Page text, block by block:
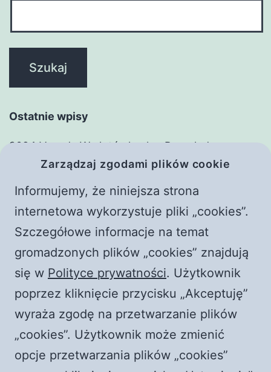
Ostatnie wpisy
2024 Vavada W złotówkach – Przegląd
zasadniczy
Adim Adim Basarili Bahis Deneyimi: MostBet ile
Witaj, świecie!
Frączek i Żyłka. Rozmowy z czerwonym
piorunem || Raport o stanie wwwiary
Płoną kościoły w Polsce! Rewolucja przyspiesza?
|| Jaka jest prawda?
Najnowsze komentarze
Komentator WordPress-Witaj, świecie!
Zarządzaj zgodami plików cookie
Informujemy, że niniejsza strona
internetowa wykorzystuje pliki „cookies”.
Szczegółowe informacje na temat
gromadzonych plików „cookies” znajdują
się w Polityce prywatności. Użytkownik
poprzez kliknięcie przycisku „Akceptuję”
wyraża zgodę na przetwarzanie plików
„cookies”. Użytkownik może zmienić
opcje przetwarzania plików „cookies”